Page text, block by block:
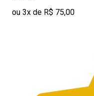
ou 3x de R$ 75,00